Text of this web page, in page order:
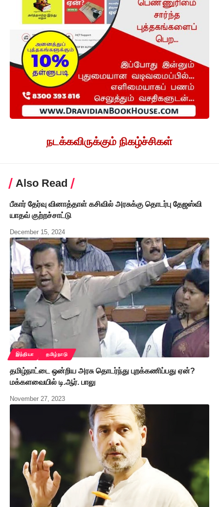
நடக்கவிருக்கும் நிகழ்ச்சிகள்
Also Read
பீகார் தேர்வு வினாத்தாள் கசிவில் அரசுக்கு தொடர்பு தேஜஸ்வி
யாதவ் குற்றச்சாட்டு
December 15, 2024
இந்தியா தமிழ்நாடு
தமிழ்நாட்டை ஒன்றிய அரசு தொடர்ந்து புறக்கணிப்பது ஏன்?
மக்களவையில் டி.ஆர். பாலு
November 27, 2023